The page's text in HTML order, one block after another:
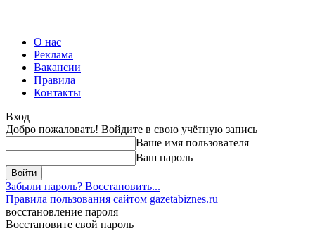
О нас
Реклама
Вакансии
Правила
Контакты
Вход
Добро пожаловать! Войдите в свою учётную запись
Ваше имя пользователя
Ваш пароль
Забыли пароль? Восстановить...
Правила пользования сайтом gazetabiznes.ru
восстановление пароля
Восстановите свой пароль